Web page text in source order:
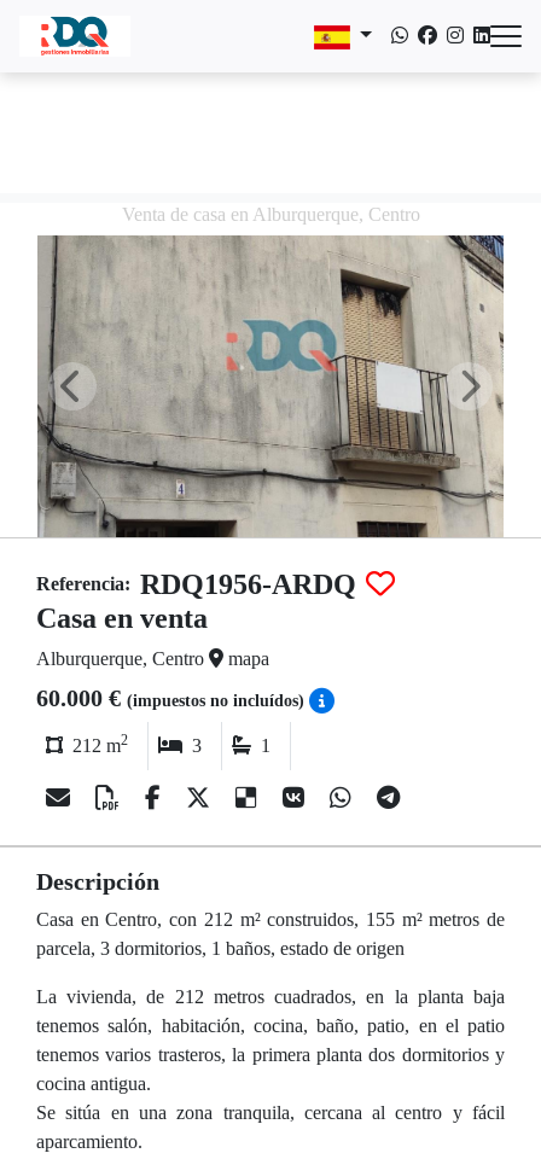
Venta de casa en Alburquerque, Centro
Referencia: RDQ1956-ARDQ
Casa en venta
Alburquerque, Centro mapa
60.000 € (impuestos no incluídos)
212 m2 3 1
Descripción
Casa en Centro, con 212 m² construidos, 155 m² metros de
parcela, 3 dormitorios, 1 baños, estado de origen
La vivienda, de 212 metros cuadrados, en la planta baja
tenemos salón, habitación, cocina, baño, patio, en el patio
tenemos varios trasteros, la primera planta dos dormitorios y
cocina antigua.
Se sitúa en una zona tranquila, cercana al centro y fácil
aparcamiento.